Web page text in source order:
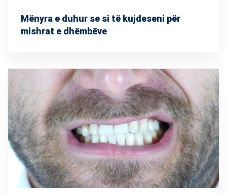
Mënyra e duhur se si të kujdeseni për
mishrat e dhëmbëve